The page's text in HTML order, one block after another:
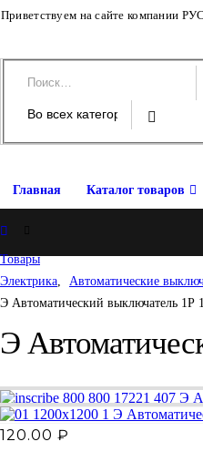
Приветствуем на сайте компании
Главная Каталог товаров
Товары
Электрика
Автоматические
Э Автоматический выключатель 1Р
Э
Э
Э
120.00 ₽